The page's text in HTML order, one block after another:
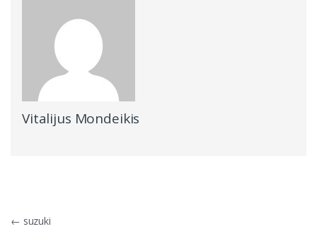
Vitalijus Mondeikis
Navigacija
← suzuki